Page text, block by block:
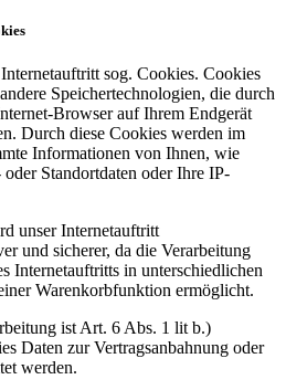
sog. Cookies. Cookies
Speichertechnologien, die durch
Browser auf Ihrem Endgerät
Durch diese Cookies werden im
Informationen von Ihnen, wie
Standortdaten oder Ihre IP-
unser Internetauftritt
und sicherer, da die Verarbeitung
Internetauftritts in unterschiedlichen
Warenkorbfunktion ermöglicht.
ist Art. 6 Abs. 1 lit b.)
Daten zur Vertragsanbahnung oder
werden.